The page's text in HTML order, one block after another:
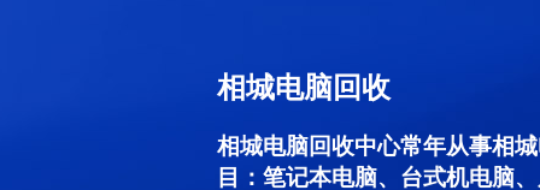
相城电脑回收
相城电脑回收中心常年从事相
目：笔记本电脑、台式机电脑